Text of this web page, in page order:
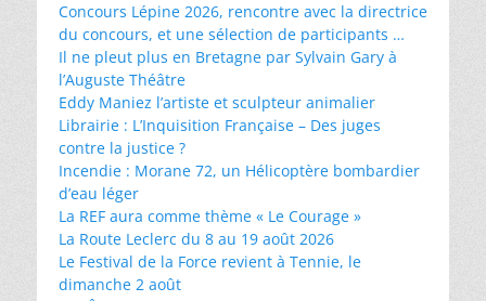
Concours Lépine 2026, rencontre avec la directrice
du concours, et une sélection de participants …
Il ne pleut plus en Bretagne par Sylvain Gary à
l’Auguste Théâtre
Eddy Maniez l’artiste et sculpteur animalier
Librairie : L’Inquisition Française – Des juges
contre la justice ?
Incendie : Morane 72, un Hélicoptère bombardier
d’eau léger
La REF aura comme thème « Le Courage »
La Route Leclerc du 8 au 19 août 2026
Le Festival de la Force revient à Tennie, le
dimanche 2 août